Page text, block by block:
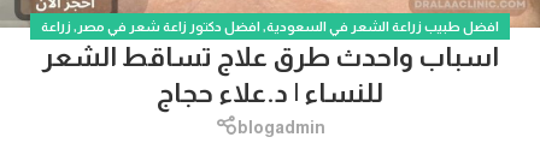
افضل طبيب زراعة الشعر في السعودية, افضل دكتور زاعة شعر في مصر , زراعة
الشعر
زراعة الشعر للنساء
اسباب واحدث طرق علاج تساقط الشعر
للنساء | د.علاء حجاج
blogadmin